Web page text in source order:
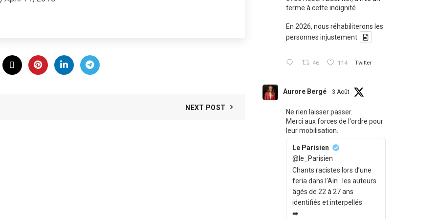
NEXT POST
terme à cette indignité.
En 2026, nous réhabiliterons les
personnes injustement
46 114 Twitter
Aurore Bergé 3 Août
Ne rien laisser passer.
Merci aux forces de l'ordre pour
leur mobilisation.
Le Parisien
@le_Parisien
Chants racistes lors d’une
feria dans l’Ain : les auteurs
âgés de 22 à 27 ans
identifiés et interpellés
➡️